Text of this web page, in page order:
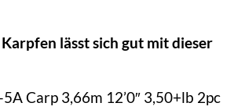
lässt sich gut mit dieser
Carp 3,66m 12’0″ 3,50+lb 2pc